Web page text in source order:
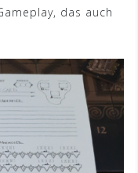
das auch